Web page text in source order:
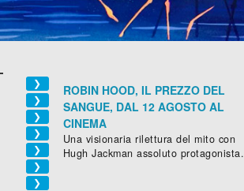
❯
❯
❯
❯
❯
❯
❯
ROBIN HOOD, IL PREZZO DEL
SANGUE, DAL 12 AGOSTO AL
CINEMA
Una visionaria rilettura del mito con
Hugh Jackman assoluto protagonista.